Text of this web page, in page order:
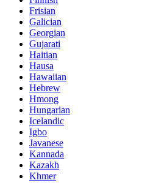
Frisian
Galician
Georgian
Gujarati
Haitian
Hausa
Hawaiian
Hebrew
Hmong
Hungarian
Icelandic
Igbo
Javanese
Kannada
Kazakh
Khmer